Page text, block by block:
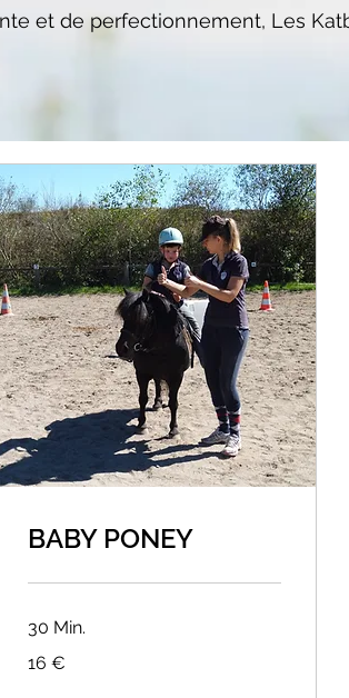
et de perfectionnement, Les
BABY PONEY
30 Min.
Euro
16 €